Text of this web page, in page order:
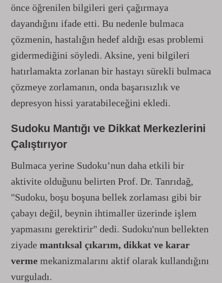
önce öğrenilen bilgileri geri çağırmaya
dayandığını ifade etti. Bu nedenle bulmaca
çözmenin, hastalığın hedef aldığı esas problemi
gidermediğini söyledi. Aksine, yeni bilgileri
hatırlamakta zorlanan bir hastayı sürekli bulmaca
çözmeye zorlamanın, onda başarısızlık ve
depresyon hissi yaratabileceğini ekledi.
Sudoku Mantığı ve Dikkat Merkezlerini
Çalıştırıyor
Bulmaca yerine Sudoku’nun daha etkili bir
aktivite olduğunu belirten Prof. Dr. Tanrıdağ,
"Sudoku, boşu boşuna bellek zorlaması gibi bir
çabayı değil, beynin ihtimaller üzerinde işlem
yapmasını gerektirir" dedi. Sudoku'nun bellekten
ziyade mantıksal çıkarım, dikkat ve karar
verme mekanizmalarını aktif olarak kullandığını
vurguladı.